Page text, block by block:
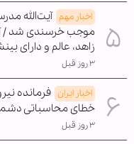
اخبار مهم آیت‌الله
موجب خرسندی شد /
زاهد، عالم و
۳ روز قبل
اخبار ایران فرمانده
خطای محاسباتی
۳ روز قبل